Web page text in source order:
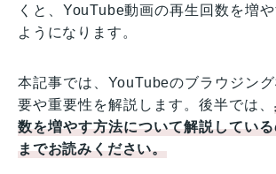
くと、YouTube動画の再生回数を増
ようになります。
本記事では、YouTubeのブラウジン
要や重要性を解説します。後半では、
数を増やす方法について解説してい
までお読みください。